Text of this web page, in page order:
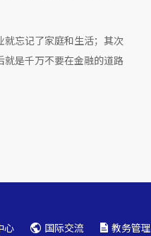
忘记了家庭和生活；其次
是千万不要在金融的道路
心 国际交流 教务管理